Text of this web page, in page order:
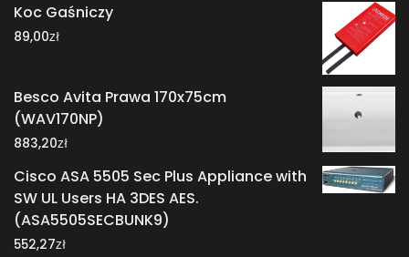
Koc Gaśniczy
89,00zł
Besco Avita Prawa 170x75cm
(WAV170NP)
883,20zł
Cisco ASA 5505 Sec Plus Appliance with
SW UL Users HA 3DES AES.
(ASA5505SECBUNK9)
552,27zł